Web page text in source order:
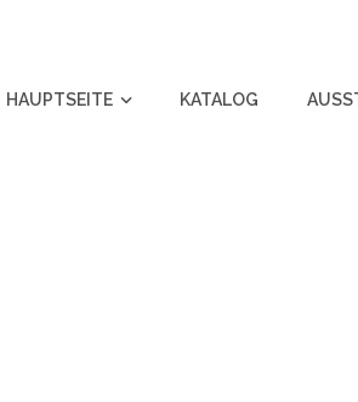
HAUPTSEITE KATALOG